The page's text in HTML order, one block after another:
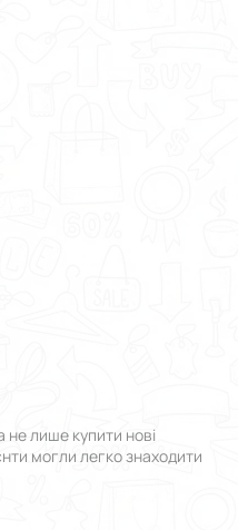
лише купити нові
могли легко знаходити